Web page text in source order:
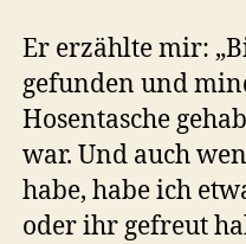
Er erzählte mir:
gefunden und
Hosentasche
war. Und auch
habe, habe ich
oder ihr gefreut